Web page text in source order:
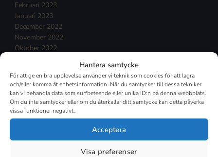
Hantera samtycke
För att ge en bra upplevelse använder vi teknik som cookies för att lagra
och/eller komma åt enhetsinformation. När du samtycker till dessa tekniker
kan vi behandla data som surfbeteende eller unika ID:n på denna webbplats.
Om du inte samtycker eller om du återkallar ditt samtycke kan detta påverka
vissa funktioner negativt.
Acceptera
Visa preferenser
Februari 2023
Januari 2023
December 2022
November 2022
Oktober 2022
Juli 2022
Juni 2022
Maj 2022
April 2022